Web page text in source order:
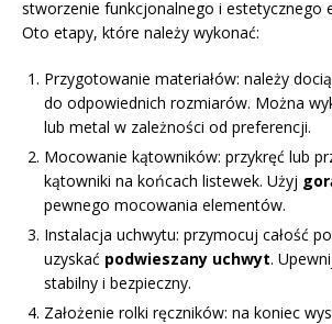
stworzenie funkcjonalnego i estetycznego
Oto etapy, które należy wykonać:
Przygotowanie materiałów: należy
do odpowiednich rozmiarów. Można
lub metal w zależności od preferencji.
Mocowanie kątowników: przykręć lub
kątowniki na końcach listewek. Użyj
pewnego mocowania elementów.
Instalacja uchwytu: przymocuj całość
uzyskać podwieszany uchwyt.
stabilny i bezpieczny.
Założenie rolki ręczników: na koniec